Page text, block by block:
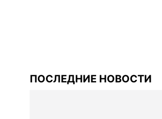
ПОСЛЕДНИЕ НОВОСТИ